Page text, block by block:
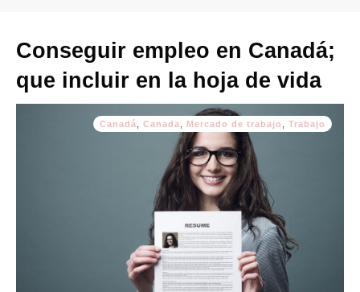
Conseguir empleo en Canadá;
que incluir en la hoja de vida
Canadá Canada Mercado de trabajo Trabajo